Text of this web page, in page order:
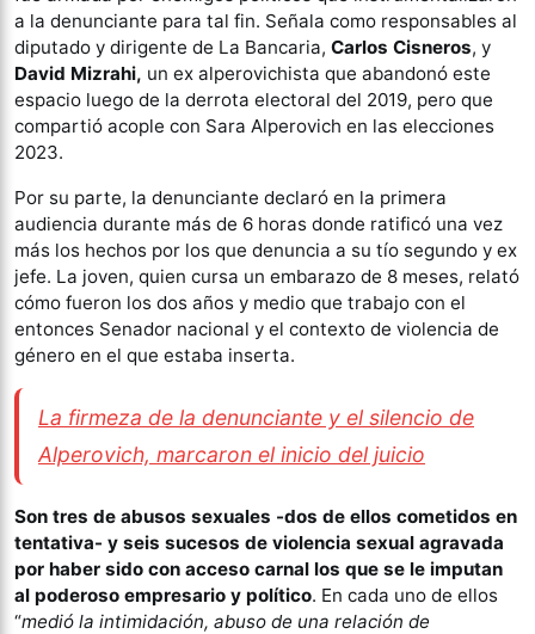
a la denunciante para tal fin. Señala como responsables al
diputado y dirigente de La Bancaria, Carlos Cisneros, y
David Mizrahi, un ex alperovichista que abandonó este
espacio luego de la derrota electoral del 2019, pero que
compartió acople con Sara Alperovich en las elecciones
2023.
Por su parte, la denunciante declaró en la primera
audiencia durante más de 6 horas donde ratificó una vez
más los hechos por los que denuncia a su tío segundo y ex
jefe. La joven, quien cursa un embarazo de 8 meses, relató
cómo fueron los dos años y medio que trabajo con el
entonces Senador nacional y el contexto de violencia de
género en el que estaba inserta.
La firmeza de la denunciante y el silencio de
Alperovich, marcaron el inicio del juicio
Son tres de abusos sexuales -dos de ellos cometidos en
tentativa- y seis sucesos de violencia sexual agravada
por haber sido con acceso carnal los que se le imputan
al poderoso empresario y político. En cada uno de ellos
“medió la intimidación, abuso de una relación de